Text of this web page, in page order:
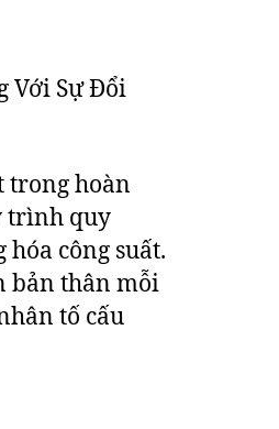
trong hoàn
trình quy
công suất.
bản thân mỗi
tố cấu